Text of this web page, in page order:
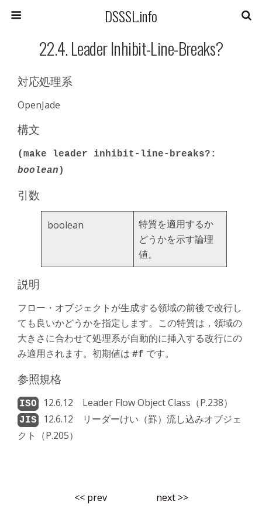
DSSSL.info
22.4. Leader Inhibit-Line-Breaks?
対応処理系
OpenJade
構文
(make leader inhibit-line-breaks?:
boolean )
引数
boolean
特質を適用するか
どうかを示す論理
値。
説明
フロー・オブジェクトが生成する領域の前後で改行し
ても良いかどうかを指定します。この特質は，領域の
大きさに合わせて処理系が自動的に挿入する改行にの
み適用されます。初期値は #f です。
参照規格
12.6.12 Leader Flow Object Class（P.238）
12.6.12 リーダーけい（罫）流し込みオブジェ
クト（P.205）
<< prev next >>